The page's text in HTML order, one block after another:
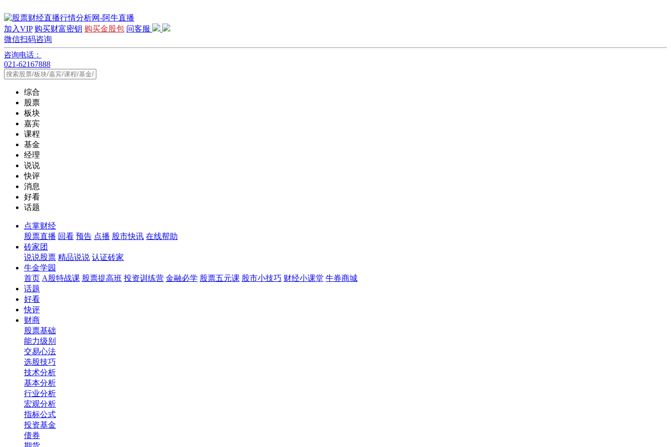
加入VIP 购买财富密钥 购买金股包 问客服
微信扫码咨询
咨询电话：
021-62167888
综合
股票
板块
嘉宾
课程
基金
经理
说说
快评
消息
好看
话题
点掌财经
股票直播 回看 预告 点播 股市快讯 在线帮助
砖家团
说说股票 精品说说 认证砖家
牛金学园
首页 A股特战课 股票提高班 投资训练营 金融必学 股票五元课 股市小技巧 财经小课堂 牛券商城
话题
好看
快评
财商
股票基础
能力级别
交易心法
选股技巧
技术分析
基本分析
行业分析
宏观分析
指标公式
投资基金
债券